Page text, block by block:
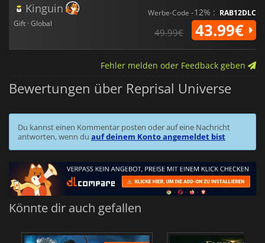
Kinguin
Gift · Global
Werbe-Code -12% : RAB12DLC
49.99€ 43.99€
Fehler melden oder Feedback geben
Bewertungen über Reprisal Universe
Du kannst einen Kommentar posten oder auf eine Nachricht
antworten, wenn du auf deinem Konto angemeldet bist
Könnte dir auch gefallen